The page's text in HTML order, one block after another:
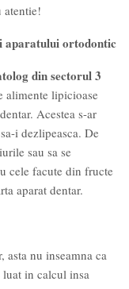
atentie!
ortodontic
din sectorul 3
alimente lipicioase
Acestea s-ar
i dezlipeasca. De
sau sa se
cele facute din fructe
aparat dentar.
asta nu inseamna ca
in calcul insa